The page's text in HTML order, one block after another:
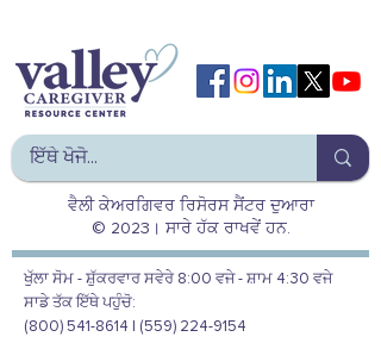
ਵੈਲੀ ਕੇਅਰਗਿਵਰ ਰਿਸੋਰਸ ਸੈਂਟਰ ਦੁਆਰਾ
© 2023। ਸਾਰੇ ਹੱਕ ਰਾਖਵੇਂ ਹਨ.
ਖੁੱਲਾ ਸੋਮ - ਸ਼ੁੱਕਰਵਾਰ ਸਵੇਰੇ 8:00 ਵਜੇ - ਸ਼ਾਮ 4:30 ਵਜੇ
ਸਾਡੇ ਤੱਕ ਇੱਥੇ ਪਹੁੰਚੋ:
(800) 541-8614 | (559) 224-9154